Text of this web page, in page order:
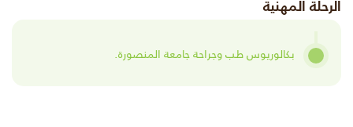
الرحلة المهنية
بكالوريوس طب وجراحة جامعة المنصورة.